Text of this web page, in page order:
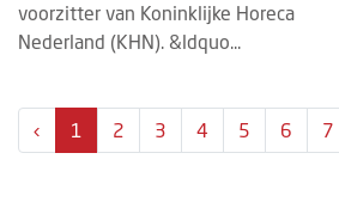
voorzitter van Koninklijke Horeca
Nederland (KHN). &ldquo...
‹ 1 2 3 4 5 6 7